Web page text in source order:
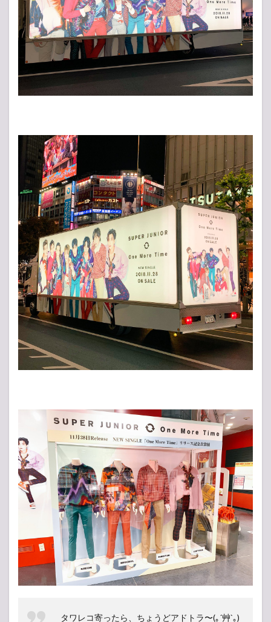
タワレコ寄ったら、ちょうどアドトラ〜(｡´艸`｡)